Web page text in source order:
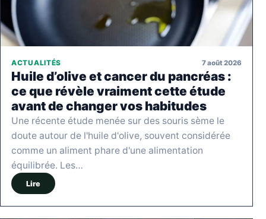
ACTUALITÉS 7 août 2026
Huile d’olive et cancer du pancréas :
ce que révèle vraiment cette étude
avant de changer vos habitudes
Une récente étude menée sur des souris sème le
doute autour de l'huile d'olive, souvent considérée
comme un aliment phare d'une alimentation
équilibrée. Les…
Lire